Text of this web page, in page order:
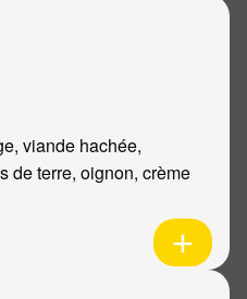
viande hachée,
de terre, oignon, crème